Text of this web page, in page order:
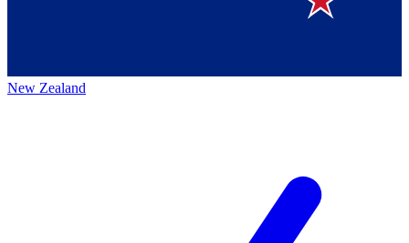
New Zealand